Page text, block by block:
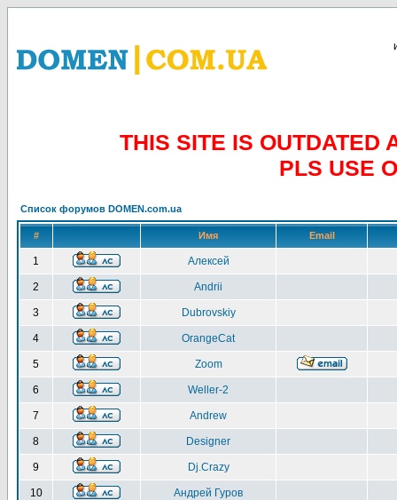
THIS SITE IS OUTDATED
PLS USE
Список форумов DOMEN.com.ua
# Имя Email
1 Алексей
2 Andrii
3 Dubrovskiy
4 OrangeCat
5 Zoom
6 Weller-2
7 Andrew
8 Designer
9 Dj.Crazy
10 Андрей Гуров